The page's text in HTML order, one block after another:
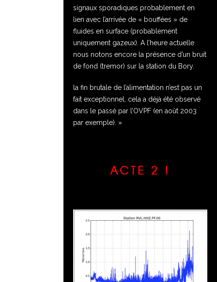
signaux sporadiques probablement en
lien avec l’arrivée de « bouffées » de
fluides en surface (probablement
uniquement gazeux). A l’heure actuelle
nous notons encore la présence d’un bruit
de fond (tremor) sur la station du Bory.
la fin brutale de l’alimentation n’est pas un
fait exceptionnel, cela a déjà été observé
dans le passé par l’OVPF (en août 2003
par exemple). »
ACTE 2 !